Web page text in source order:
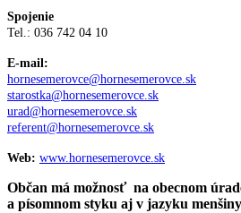
Spojenie
Tel.: 036 742 04 10
E-mail:
hornesemerovce@hornesemerovce.sk
starostka@hornesemerovce.sk
urad@hornesemerovce.sk
referent@hornesemerovce.sk
Web: www.hornesemerovce.sk
Občan má možnosť na obecnom
a písomnom styku aj v jazyku menšiny